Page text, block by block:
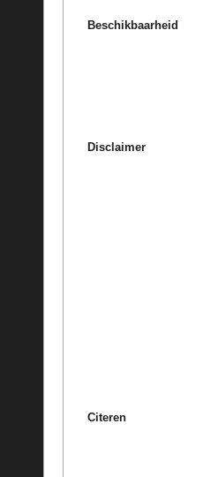
Beschikbaarheid
Disclaimer
Citeren